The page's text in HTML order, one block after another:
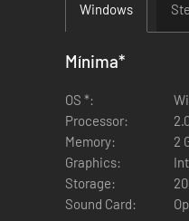
Edificio de
Empieza poco a
Progresión
Windows
Mínima*
OS *:
Processor:
Memory:
2
Graphics:
Storage:
Sound Card: